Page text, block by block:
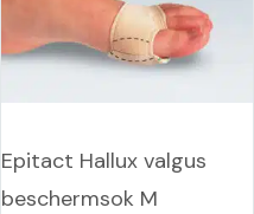
Epitact Hallux valgus
beschermsok M